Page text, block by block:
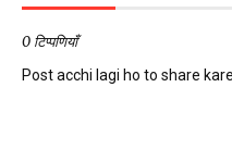
0 टिप्पणियाँ
Post acchi lagi ho to share